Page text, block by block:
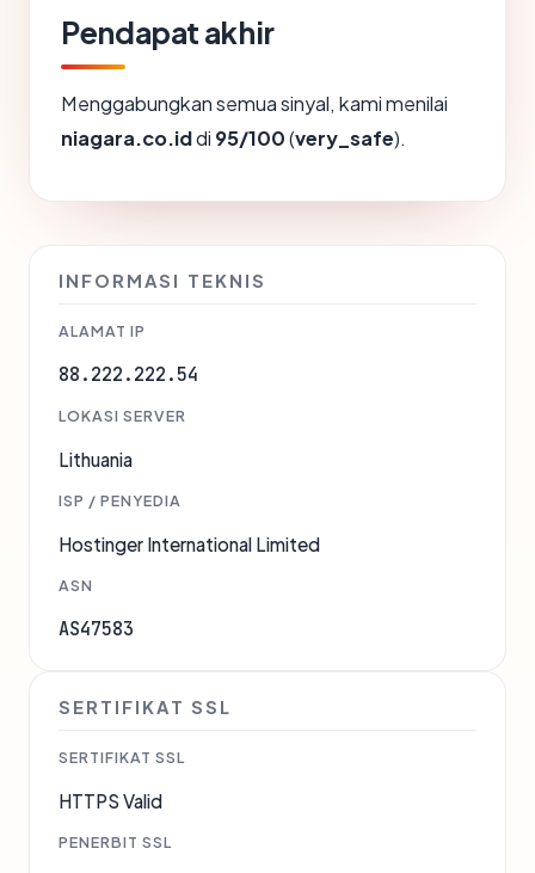
Pendapat akhir
Menggabungkan semua sinyal, kami menilai
niagara.co.iddi 95/100(very_safe).
INFORMASI TEKNIS
ALAMAT IP
88.222.222.54
LOKASI SERVER
Lithuania
ISP / PENYEDIA
Hostinger International Limited
ASN
AS47583
SERTIFIKAT SSL
SERTIFIKAT SSL
HTTPS Valid
PENERBIT SSL